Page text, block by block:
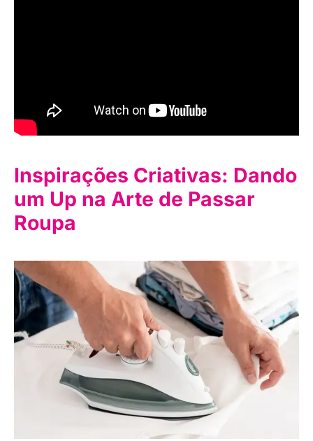
Inspirações Criativas: Dando
um Up na Arte de Passar
Roupa